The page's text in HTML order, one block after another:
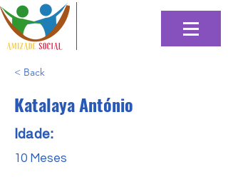
< Back
Katalaya António
Idade:
10 Meses